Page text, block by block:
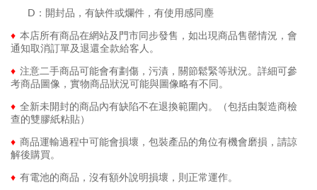
D：開封品，有缺件或爛件，有使用感同塵
♦ 本店所有商品在網站及門市同步發售，如出現商品售罄情況，會
通知取消訂單及退還全款給客人。
♦ 注意二手商品可能會有劃傷，污漬，關節鬆緊等狀況。詳細可參
考商品圖像，實物商品狀況可能與圖像略有不同。
♦ 全新未開封的商品內有缺陷不在退換範圍內。（包括由製造商檢
查的雙膠紙粘貼）
♦ 商品運輸過程中可能會損壞，包裝產品的角位有機會磨損，請諒
解後購買。
♦ 有電池的商品，沒有額外說明損壞，則正常運作。